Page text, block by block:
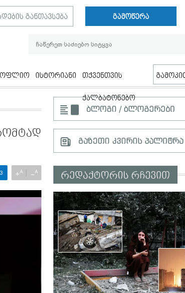
განთავსება გამოწერა
ისტორიანი თქვენთვის
ქალბატონებო
3 +A −A
ბლოგი / ბლოგერები
გაზეთი კვირის პალიტრა
რედაქტორის რჩევით